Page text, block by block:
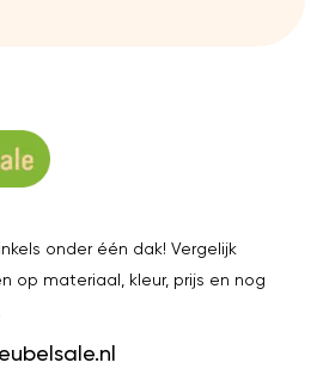
onder één dak! Vergelijk
op materiaal, kleur, prijs en nog